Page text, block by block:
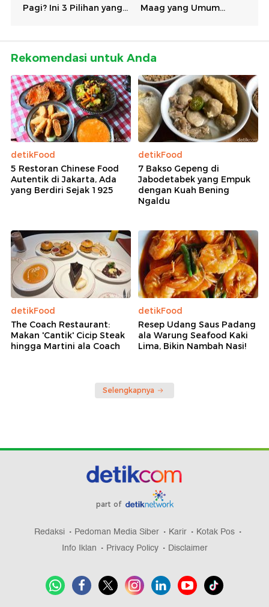
Rekomendasi untuk Anda
detikFood
5 Restoran Chinese Food
Autentik di Jakarta, Ada
yang Berdiri Sejak 1925
detikFood
7 Bakso Gepeng di
Jabodetabek yang Empuk
dengan Kuah Bening
Ngaldu
detikFood
The Coach Restaurant:
Makan 'Cantik' Cicip Steak
hingga Martini ala Coach
detikFood
Resep Udang Saus Padang
ala Warung Seafood Kaki
Lima, Bikin Nambah Nasi!
Selengkapnya
part of
Redaksi Pedoman Media Siber Karir
Kotak Pos
Info Iklan
Privacy Policy Disclaimer